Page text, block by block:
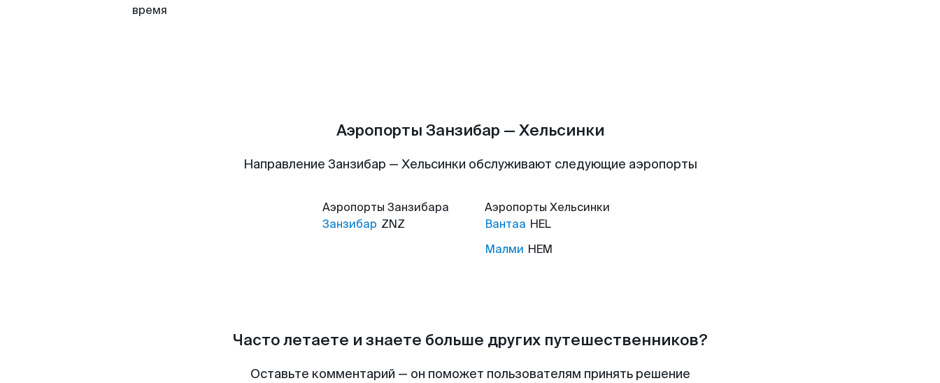
время
Аэропорты Занзибар — Хельсинки
Направление Занзибар — Хельсинки обслуживают следующие аэропорты
Аэропорты Занзибара
Занзибар ZNZ
Аэропорты Хельсинки
Вантаа HEL
Малми HEM
Часто летаете и знаете больше других путешественников?
Оставьте комментарий — он поможет пользователям принять решение